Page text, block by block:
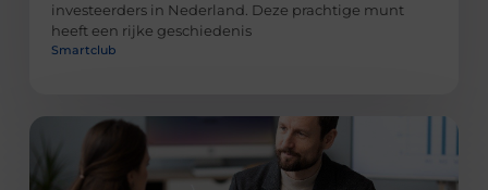
investeerders in Nederland. Deze prachtige munt
heeft een rijke geschiedenis
Smartclub